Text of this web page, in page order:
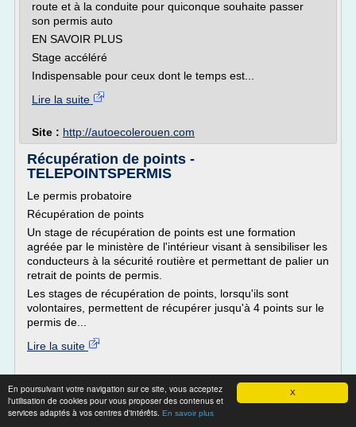
X
En poursuivant votre navigation sur ce site, vous acceptez
l'utilisation de cookies pour vous proposer des contenus et
services adaptés à vos centres d'intérêts. En savoir plus
route et à la conduite pour quiconque souhaite passer
son permis auto
EN SAVOIR PLUS
Stage accéléré
Indispensable pour ceux dont le temps est...
Lire la suite
Site : http://autoecolerouen.com
Récupération de points -
TELEPOINTSPERMIS
Le permis probatoire
Récupération de points
Un stage de récupération de points est une formation
agréée par le ministère de l'intérieur visant à sensibiliser les
conducteurs à la sécurité routière et permettant de palier un
retrait de points de permis.
Les stages de récupération de points, lorsqu'ils sont
volontaires, permettent de récupérer jusqu'à 4 points sur le
permis de...
Lire la suite
Site :telepointspermis.fr
Thèmes liés :recuperation de points permis de
conduire/stage point permis de conduire